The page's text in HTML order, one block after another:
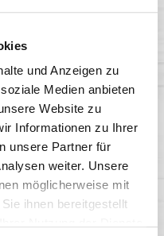
und Anzeigen zu
Medien anbieten
Website zu
Informationen zu Ihrer
unsere Partner für
weiter. Unsere
möglicherweise mit
ihnen bereitgestellt
Kuchen
So Veggie
30
Min.